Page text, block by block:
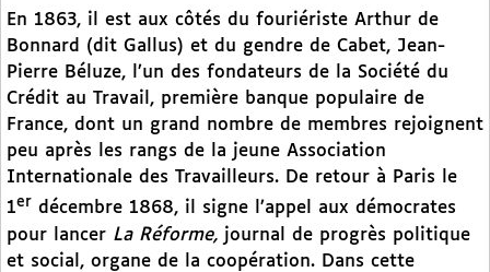
En 1863, il est aux côtés du fouriériste Arthur de
Bonnard (dit Gallus) et du gendre de Cabet, Jean-
Pierre Béluze, l’un des fondateurs de la Société du
Crédit au Travail, première banque populaire de
France, dont un grand nombre de membres rejoignent
peu après les rangs de la jeune Association
Internationale des Travailleurs. De retour à Paris le
1er décembre 1868, il signe l’appel aux démocrates
pour lancer La Réforme, journal de progrès politique
et social, organe de la coopération. Dans cette